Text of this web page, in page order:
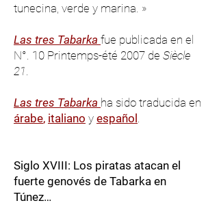
tunecina, verde y marina. »
Las tres Tabarka fue publicada en el
N°. 10 Printemps-été 2007 de Siècle
21.
Las tres Tabarka ha sido traducida en
árabe, italiano y español .
Siglo XVIII: Los piratas atacan el
fuerte genovés de Tabarka en
Túnez…